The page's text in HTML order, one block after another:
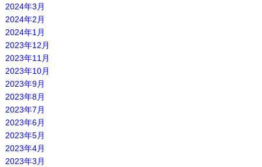
2024年3月
2024年2月
2024年1月
2023年12月
2023年11月
2023年10月
2023年9月
2023年8月
2023年7月
2023年6月
2023年5月
2023年4月
2023年3月